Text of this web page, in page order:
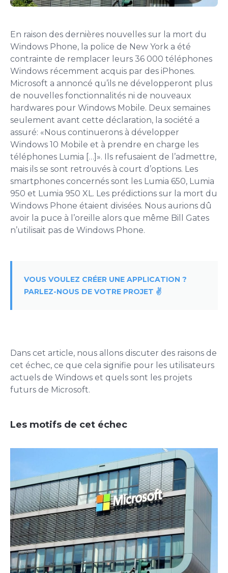
En raison des dernières nouvelles sur la mort du
Windows Phone, la police de New York a été
contrainte de remplacer leurs 36 000 téléphones
Windows récemment acquis par des iPhones.
Microsoft a annoncé qu’ils ne développeront plus
de nouvelles fonctionnalités ni de nouveaux
hardwares pour Windows Mobile. Deux semaines
seulement avant cette déclaration, la société a
assuré: «Nous continuerons à développer
Windows 10 Mobile et à prendre en charge les
téléphones Lumia […]». Ils refusaient de l’admettre,
mais ils se sont retrouvés à court d’options. Les
smartphones concernés sont les Lumia 650, Lumia
950 et Lumia 950 XL. Les prédictions sur la mort du
Windows Phone étaient divisées. Nous aurions dû
avoir la puce à l’oreille alors que même Bill Gates
n’utilisait pas de Windows Phone.
VOUS VOULEZ CRÉER UNE APPLICATION ?
PARLEZ-NOUS DE VOTRE PROJET ✌️
Dans cet article, nous allons discuter des raisons de
cet échec, ce que cela signifie pour les utilisateurs
actuels de Windows et quels sont les projets
futurs de Microsoft.
Les motifs de cet échec